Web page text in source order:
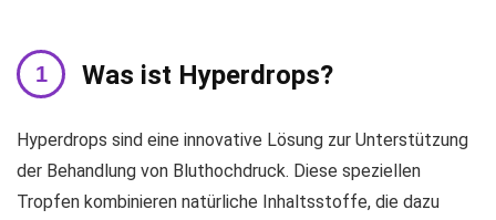
Was ist Hyperdrops?
Hyperdrops sind eine innovative Lösung zur Unterstützung
der Behandlung von Bluthochdruck. Diese speziellen
Tropfen kombinieren natürliche Inhaltsstoffe, die dazu